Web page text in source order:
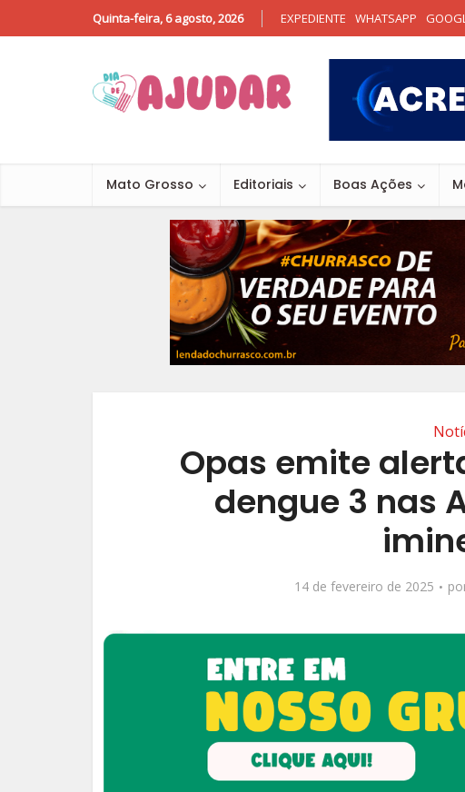
Quinta-feira, 6 agosto, 2026 EXPEDIENTE WHATSAPP
Mato Grosso Editoriais Boas Ações
Opas emite
dengue 3 nas
14 de fevereiro de 2025